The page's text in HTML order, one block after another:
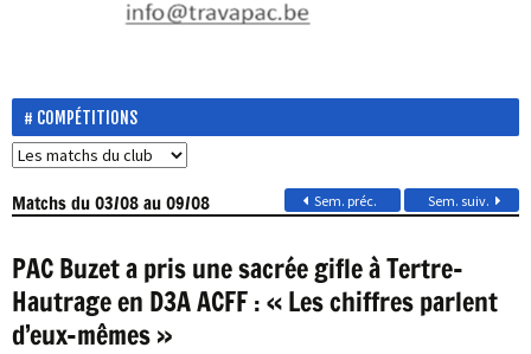
COMPÉTITIONS
Matchsdu 03/08 au 09/08 Sem. préc. Sem. suiv.
PAC Buzet a pris une sacrée gifle à Tertre-
Hautrage en D3A ACFF : « Les chiffres parlent
d’eux-mêmes »